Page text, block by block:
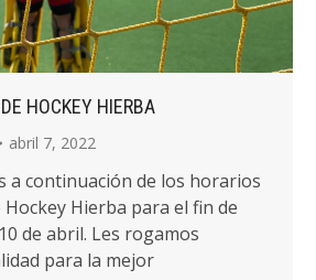
HOCKEY HIERBA
abril 7, 2022
a continuación de los horarios
Hockey Hierba para el fin de
de abril. Les rogamos
para la mejor